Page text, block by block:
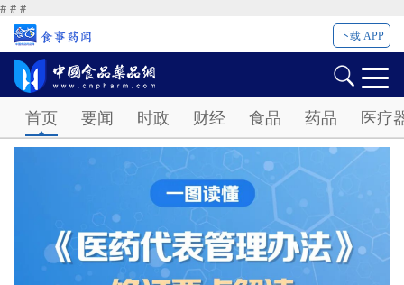
# # #
下载 APP
首页 要闻 时政 财经 食品 药品 医疗